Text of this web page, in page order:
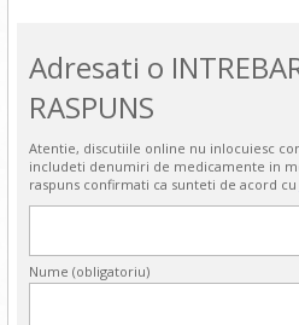
Adresati o
RASPUNS
Atentie, discutiile online nu inlocuiesc
includeti denumiri de medicamente in
raspuns confirmati ca sunteti de acord cu
Nume (obligatoriu)